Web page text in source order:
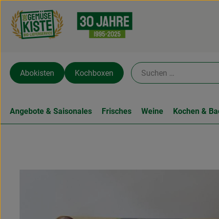
Abokisten Kochboxen
Angebote & Saisonales Frisches Weine Kochen &